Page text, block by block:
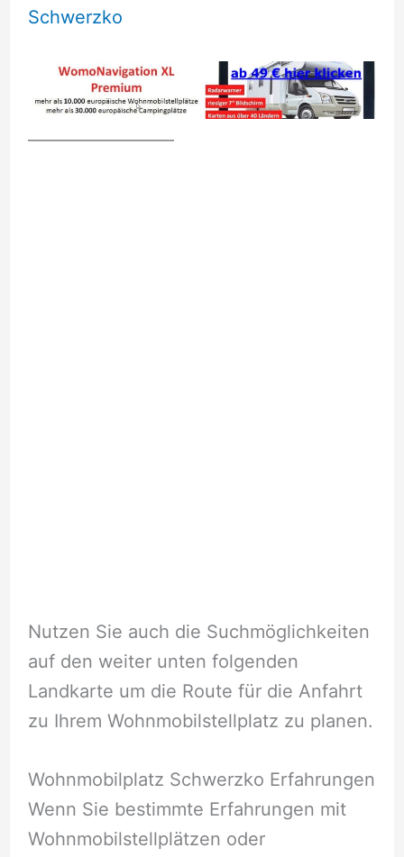
Schwerzko
Nutzen Sie auch die Suchmöglichkeiten
auf den weiter unten folgenden
Landkarte um die Route für die Anfahrt
zu Ihrem Wohnmobilstellplatz zu planen.
Wohnmobilplatz Schwerzko Erfahrungen
Wenn Sie bestimmte Erfahrungen mit
Wohnmobilstellplätzen oder